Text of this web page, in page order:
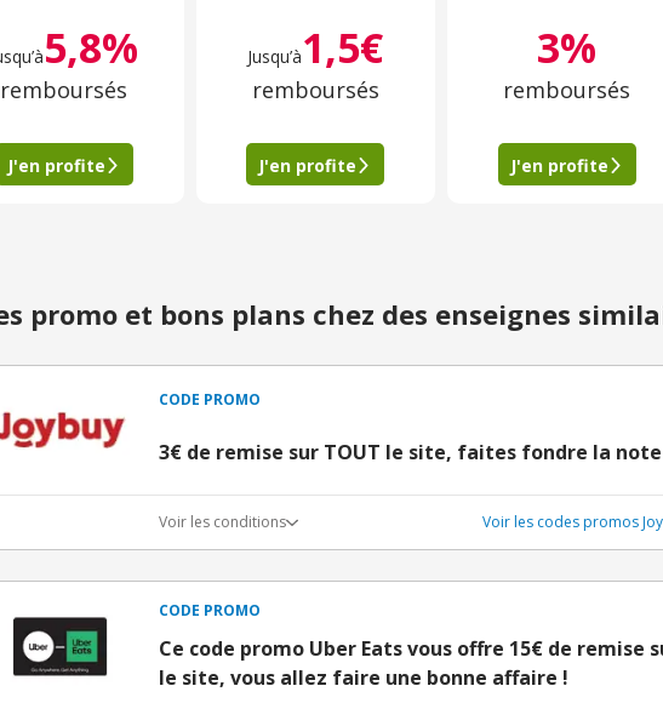
5,8%
remboursés
J'en profite
Jusqu’à1,5€
remboursés
J'en profite
3%
remboursés
J'en profite
promo et bons plans chez des enseignes
CODE PROMO
3€ de remise sur TOUT le site, faites fondre la
Voir les conditions Voir les codes promos
CODE PROMO
Ce code promo Uber Eats vous offre 15€ de remise
le site, vous allez faire une bonne affaire !